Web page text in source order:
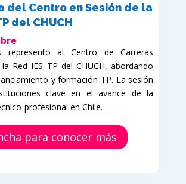
del Centro en Sesión de la
del CHUCH
representó al Centro de Carreras
Red IES TP del CHUCH, abordando
y formación TP. La sesión
clave en el avance de la
profesional en Chile.
para conocer más